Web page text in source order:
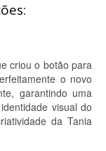
criou o botão para
o novo
garantindo uma
visual do
da Tania